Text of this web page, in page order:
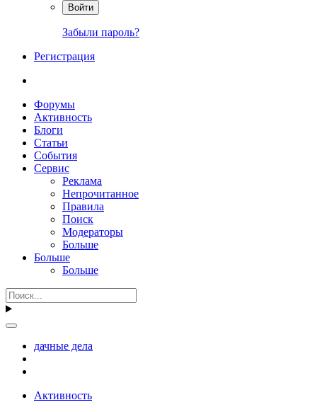
Войти
Забыли пароль?
Регистрация
Форумы
Активность
Блоги
Статьи
События
Сервис
Реклама
Непрочитанное
Правила
Поиск
Модераторы
Больше
Больше
Больше
дачные дела
Активность